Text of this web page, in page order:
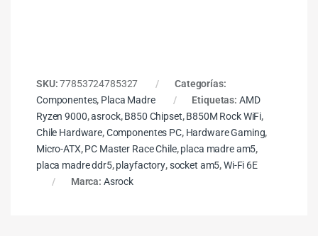
SKU:77853724785327
Categorías:
Componentes, Placa Madre Etiquetas: AMD
Ryzen 9000,asrock,B850 Chipset,B850M Rock WiFi,
Chile Hardware,Componentes PC, Hardware Gaming,
Micro-ATX,PC Master Race Chile,placa madre am5,
placa madre ddr5,playfactory,socket am5,Wi-Fi 6E
Marca: Asrock